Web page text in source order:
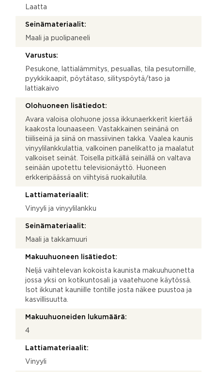
Laatta
Seinämateriaalit:
Maali ja puolipaneeli
Varustus:
Pesukone, lattialämmitys, pesuallas, tila pesutornille,
pyykkikaapit, pöytätaso, silityspöytä/taso ja
lattiakaivo
Olohuoneen lisätiedot:
Avara valoisa olohuone jossa ikkunaerkkerit kiertää
kaakosta lounaaseen. Vastakkainen seinänä on
tiiiliseinä ja siinä on massiivinen takka. Vaalea kaunis
vinyylilankkulattia, valkoinen panelikatto ja maalatut
valkoiset seinät. Toisella pitkällä seinällä on valtava
seinään upotettu televisionäyttö. Huoneen
erkkeripäässä on viihtyisä ruokailutila.
Lattiamateriaalit:
Vinyyli ja vinyylilankku
Seinämateriaalit:
Maali ja takkamuuri
Makuuhuoneen lisätiedot:
Neljä vaihtelevan kokoista kaunista makuuhuonetta
jossa yksi on kotikuntosali ja vaatehuone käytössä.
Isot ikkunat kauniille tontille josta näkee puustoa ja
kasvillisuutta.
Makuuhuoneiden lukumäärä:
4
Lattiamateriaalit:
Vinyyli